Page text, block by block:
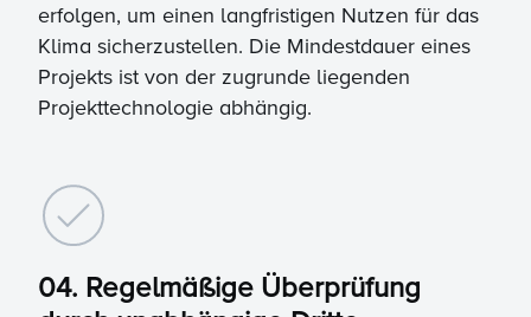
erfolgen, um einen langfristigen Nutzen für das
Klima sicherzustellen. Die Mindestdauer eines
Projekts ist von der zugrunde liegenden
Projekttechnologie abhängig.
04. Regelmäßige Überprüfung